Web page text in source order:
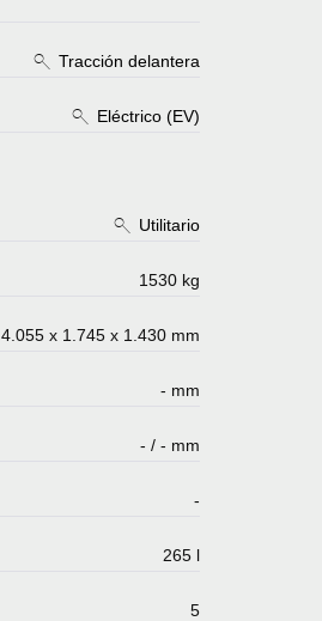
Tracción delantera
Eléctrico (EV)
Utilitario
1530 kg
4.055 x 1.745 x 1.430 mm
- mm
- / - mm
-
265 l
5